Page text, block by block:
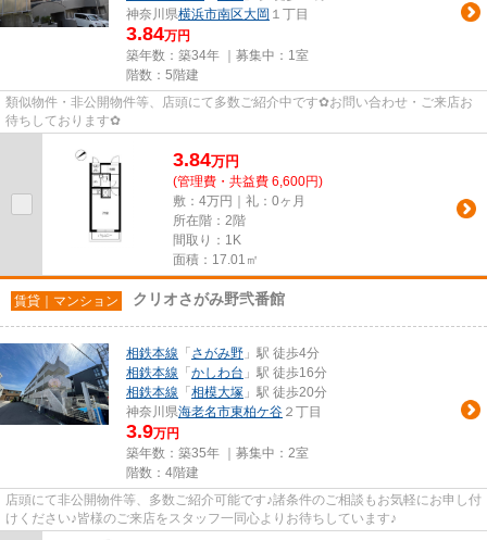
神奈川県横浜市南区大岡 １丁目
3.84万円
築年数：築34年 ｜募集中： 1室
階数：5階建
類似物件・非公開物件等、店頭にて多数ご紹介中です✿お問い合わせ・ご来店お
待ちしております✿
3.84万円
(管理費・共益費 6,600円)
敷：4万円｜礼：0ヶ月
所在階：2階
間取り：1K
面積：17.01㎡
賃貸｜マンション クリオさがみ野弐番館
相鉄本線 「 さがみ野 」駅 徒歩4分
相鉄本線 「 かしわ台 」駅 徒歩16分
相鉄本線 「 相模大塚 」駅 徒歩20分
神奈川県海老名市東柏ケ谷 ２丁目
3.9万円
築年数：築35年 ｜募集中： 2室
階数：4階建
店頭にて非公開物件等、多数ご紹介可能です♪諸条件のご相談もお気軽にお申し付
けください♪皆様のご来店をスタッフ一同心よりお待ちしています♪